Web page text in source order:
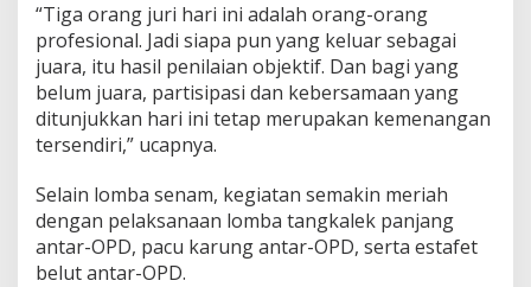
l
a
m
M
e
n
l
n
k
“Tiga orang juri hari ini adalah orang-orang
profesional. Jadi siapa pun yang keluar sebagai
juara, itu hasil penilaian objektif. Dan bagi yang
belum juara, partisipasi dan kebersamaan yang
ditunjukkan hari ini tetap merupakan kemenangan
tersendiri,” ucapnya.
Selain lomba senam, kegiatan semakin meriah
dengan pelaksanaan lomba tangkalek panjang
antar-OPD, pacu karung antar-OPD, serta estafet
belut antar-OPD.